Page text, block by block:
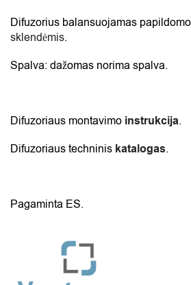
Difuzorius balansuojamas
sklendėmis.
Spalva: dažomas norima spalva.
Difuzoriaus montavimo instrukcija.
Difuzoriaus techninis katalogas.
Pagaminta ES.